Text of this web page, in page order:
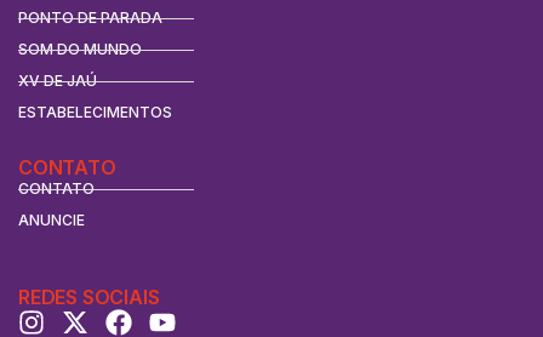
PONTO DE PARADA
SOM DO MUNDO
XV DE JAÚ
ESTABELECIMENTOS
CONTATO
CONTATO
ANUNCIE
REDES SOCIAIS